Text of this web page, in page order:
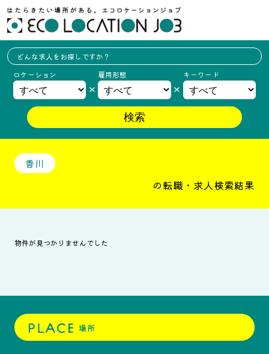
どんな求人をお探しですか？
ロケーション
雇用形態 キーワード
香川
の転職・求人検索結果
物件が見つかりませんでした